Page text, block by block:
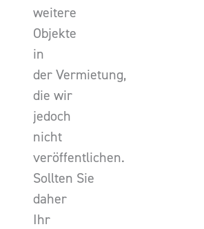
weitere
Objekte
in
der Vermietung,
die wir
jedoch
nicht
veröffentlichen.
Sollten Sie
daher
Ihr